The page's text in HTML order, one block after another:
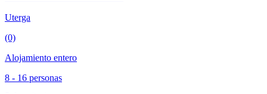
Uterga
(0)
Alojamiento entero
8 - 16 personas